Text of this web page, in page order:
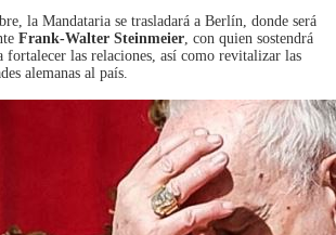
la Mandataria se trasladará a Berlín, donde será
Frank-Walter Steinmeier, con quien sostendrá
fortalecer las relaciones, así como revitalizar las
alemanas al país.